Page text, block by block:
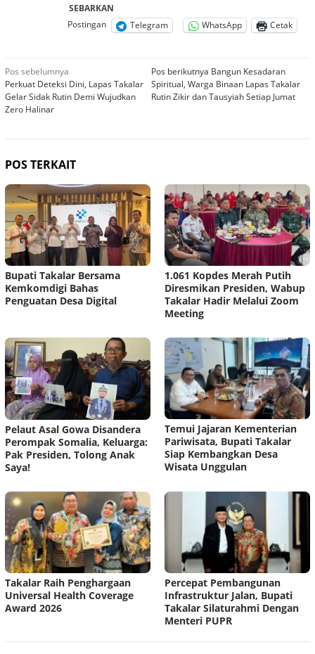
SEBARKAN
Postingan
Telegram WhatsApp Cetak
Navigasi
pos
Pos sebelumnya
Perkuat Deteksi Dini, Lapas Takalar
Gelar Sidak Rutin Demi Wujudkan
Zero Halinar
Pos berikutnya Bangun Kesadaran
Spiritual, Warga Binaan Lapas Takalar
Rutin Zikir dan Tausyiah Setiap Jumat
POS TERKAIT
Bupati Takalar Bersama
Kemkomdigi Bahas
Penguatan Desa Digital
1.061 Kopdes Merah Putih
Diresmikan Presiden, Wabup
Takalar Hadir Melalui Zoom
Meeting
Pelaut Asal Gowa Disandera
Perompak Somalia, Keluarga:
Pak Presiden, Tolong Anak
Saya!
Temui Jajaran Kementerian
Pariwisata, Bupati Takalar
Siap Kembangkan Desa
Wisata Unggulan
Takalar Raih Penghargaan
Universal Health Coverage
Award 2026
Percepat Pembangunan
Infrastruktur Jalan, Bupati
Takalar Silaturahmi Dengan
Menteri PUPR